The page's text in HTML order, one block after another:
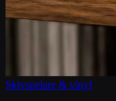
Skivspelare & vinyl